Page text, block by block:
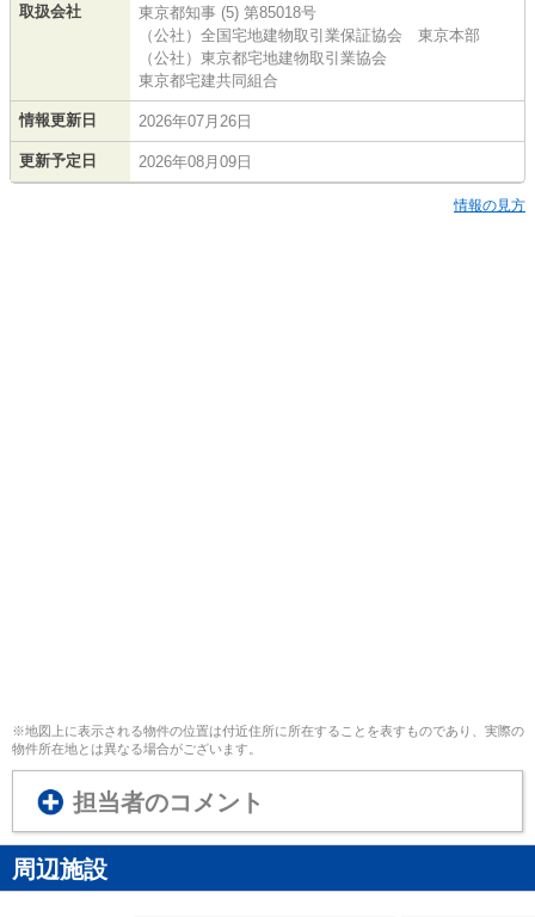
取扱会社
東京都知事 (5) 第85018号
（公社）全国宅地建物取引業保証協会 東京本部
（公社）東京都宅地建物取引業協会
東京都宅建共同組合
情報更新日 2026年07月26日
更新予定日 2026年08月09日
情報の見方
※地図上に表示される物件の位置は付近住所に所在することを表すものであり、実際の
物件所在地とは異なる場合がございます。
担当者のコメント
周辺施設